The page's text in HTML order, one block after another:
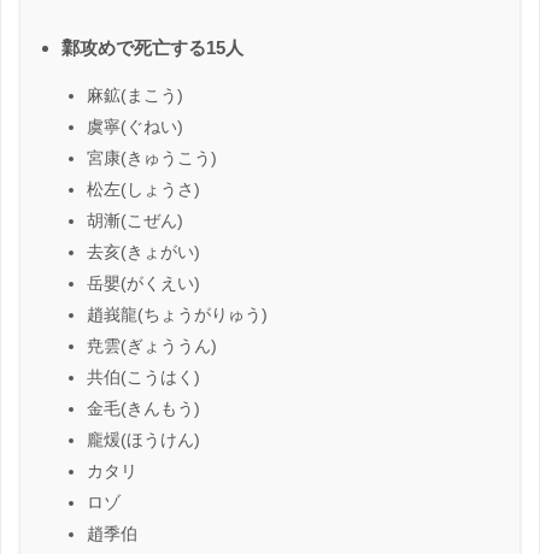
鄴攻めで死亡する15人
麻鉱(まこう)
虞寧(ぐねい)
宮康(きゅうこう)
松左(しょうさ)
胡漸(こぜん)
去亥(きょがい)
岳嬰(がくえい)
趙峩龍(ちょうがりゅう)
尭雲(ぎょううん)
共伯(こうはく)
金毛(きんもう)
龐煖(ほうけん)
カタリ
ロゾ
趙季伯